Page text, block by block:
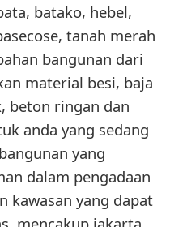
batako, hebel,
tanah merah
bangunan dari
material besi, baja
beton ringan dan
anda yang sedang
yang
dalam pengadaan
kawasan yang dapat